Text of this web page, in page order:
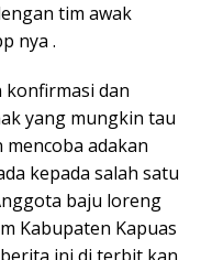
tim awak
nya .
konfirmasi dan
yang mungkin tau
adakan
kepada salah satu
baju loreng
Kabupaten Kapuas